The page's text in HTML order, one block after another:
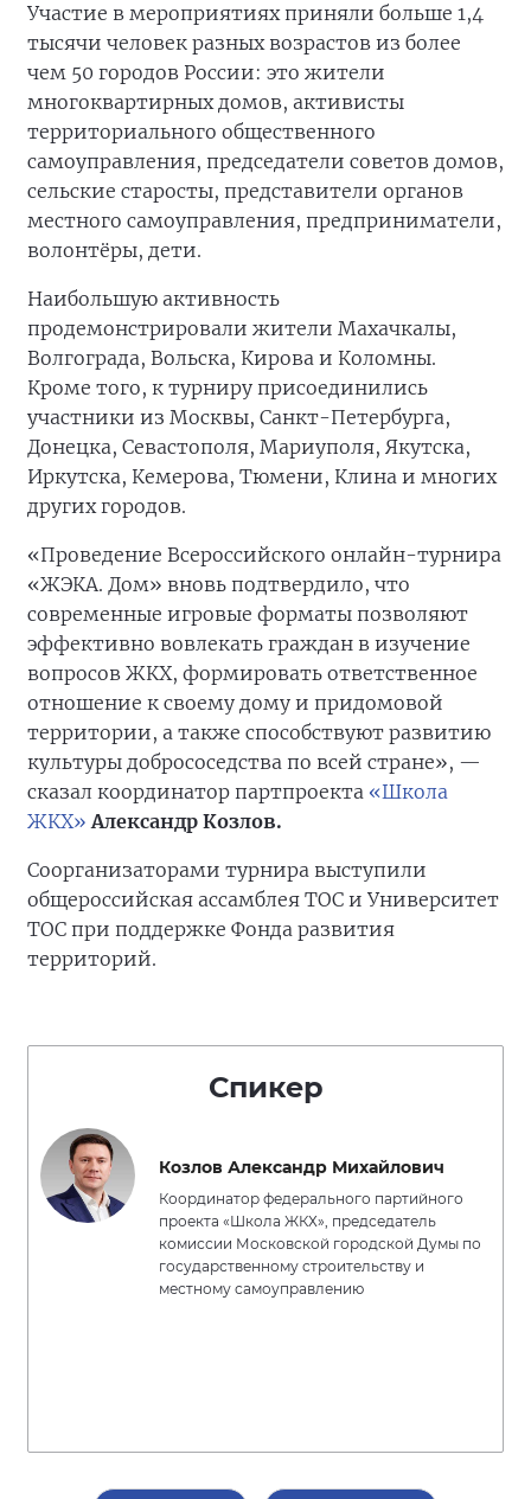
Участие в мероприятиях приняли больше 1,4
тысячи человек разных возрастов из более
чем 50 городов России: это жители
многоквартирных домов, активисты
территориального общественного
самоуправления, председатели советов домов,
сельские старосты, представители органов
местного самоуправления, предприниматели,
волонтёры, дети.
Наибольшую активность
продемонстрировали жители Махачкалы,
Волгограда, Вольска, Кирова и Коломны.
Кроме того, к турниру присоединились
участники из Москвы, Санкт-Петербурга,
Донецка, Севастополя, Мариуполя, Якутска,
Иркутска, Кемерова, Тюмени, Клина и многих
других городов.
«Проведение Всероссийского онлайн-турнира
«ЖЭКА. Дом» вновь подтвердило, что
современные игровые форматы позволяют
эффективно вовлекать граждан в изучение
вопросов ЖКХ, формировать ответственное
отношение к своему дому и придомовой
территории, а также способствуют развитию
культуры добрососедства по всей стране», —
сказал координатор партпроекта «Школа
ЖКХ» Александр Козлов.
Соорганизаторами турнира выступили
общероссийская ассамблея ТОС и Университет
ТОС при поддержке Фонда развития
территорий.
Спикер
Козлов Александр Михайлович
Координатор федерального партийного
проекта «Школа ЖКХ», председатель
комиссии Московской городской Думы по
государственному строительству и
местному самоуправлению